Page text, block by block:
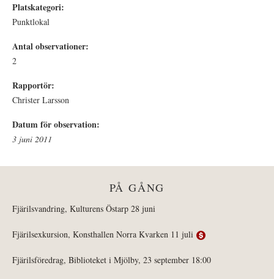
Platskategori:
Punktlokal
Antal observationer:
2
Rapportör:
Christer Larsson
Datum för observation:
3 juni 2011
PÅ GÅNG
Fjärilsvandring, Kulturens Östarp 28 juni
Fjärilsexkursion, Konsthallen Norra Kvarken 11 juli
Fjärilsföredrag, Biblioteket i Mjölby, 23 september 18:00